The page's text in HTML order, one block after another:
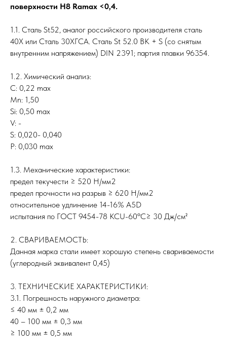
поверхности H8 Ramax <0,4.
1.1. Сталь St52, аналог российского производителя сталь
40Х или Сталь 30ХГСА. Сталь St 52.0 BK + S (со снятым
внутренним напряжением) DIN 2391; партия плавки 96354.
1.2. Химический анализ:
C: 0,22 max
Mn: 1,50
Si: 0,50 max
V: -
S: 0,020- 0,040
P: 0,030 max
1.3. Механические характеристики:
предел текучести ≥ 520 Н/мм2
предел прочности на разрыв ≥ 620 Н/мм2
относительное удлинение 14-16% A5D
испытания по ГОСТ 9454-78 KCU-60ºC≥ 30 Дж/см²
2. СВАРИВАЕМОСТЬ:
Данная марка стали имеет хорошую степень свариваемости
(углеродный эквивалент 0,45)
3. ТЕХНИЧЕСКИЕ ХАРАКТЕРИСТИКИ:
3.1. Погрешность наружного диаметра:
≤ 40 мм ± 0,2 мм
40 – 100 мм ± 0,3 мм
≥ 100 мм ± 0,5 мм